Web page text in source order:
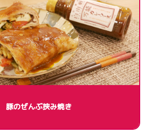
豚のぜんぶ挟み焼き